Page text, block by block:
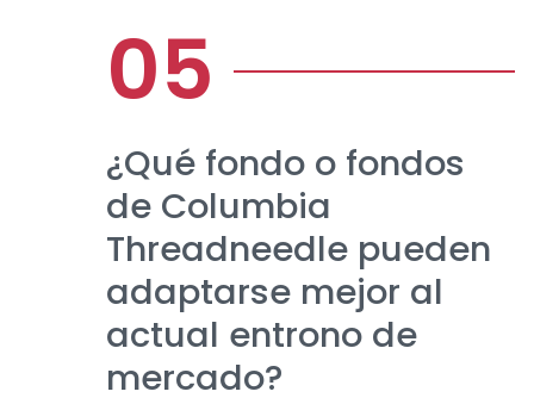
¿Qué fondo o fondos
de Columbia
Threadneedle pueden
adaptarse mejor al
actual entrono de
mercado?